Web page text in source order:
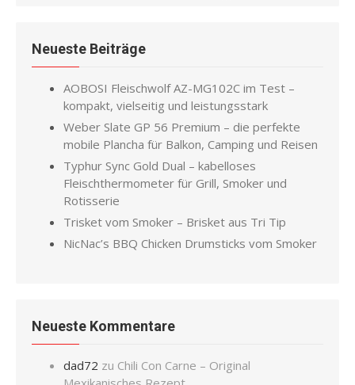
Neueste Beiträge
AOBOSI Fleischwolf AZ-MG102C im Test –
kompakt, vielseitig und leistungsstark
Weber Slate GP 56 Premium – die perfekte
mobile Plancha für Balkon, Camping und Reisen
Typhur Sync Gold Dual – kabelloses
Fleischthermometer für Grill, Smoker und
Rotisserie
Trisket vom Smoker – Brisket aus Tri Tip
NicNac’s BBQ Chicken Drumsticks vom Smoker
Neueste Kommentare
dad72 zu Chili Con Carne – Original